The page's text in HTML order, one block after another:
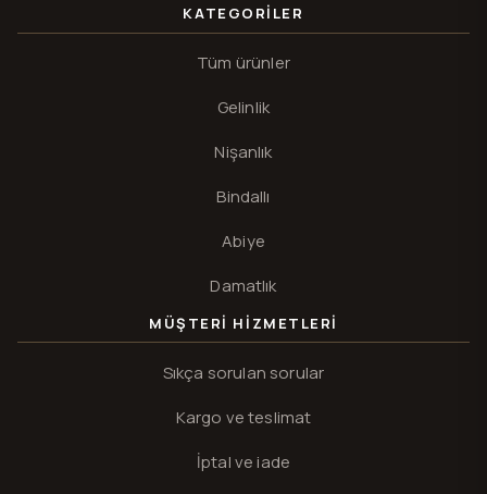
KATEGORILER
Tüm ürünler
Gelinlik
Nişanlık
Bindallı
Abiye
Damatlık
MÜŞTERI HIZMETLERI
Sıkça sorulan sorular
Kargo ve teslimat
İptal ve iade